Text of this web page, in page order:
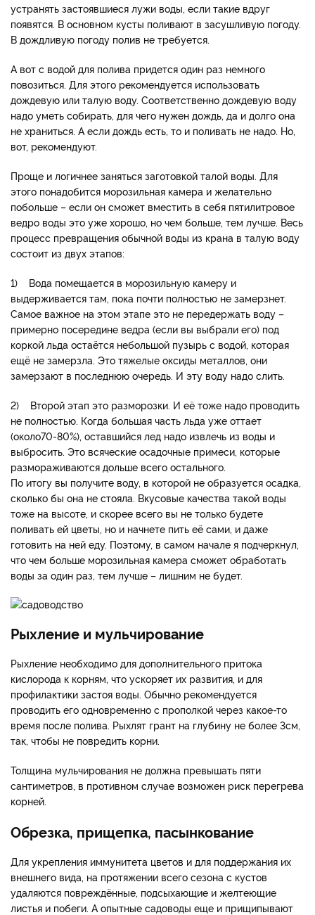
устранять застоявшиеся лужи воды, если такие вдруг
появятся. В основном кусты поливают в засушливую погоду.
В дождливую погоду полив не требуется.
А вот с водой для полива придется один раз немного
повозиться. Для этого рекомендуется использовать
дождевую или талую воду. Соответственно дождевую воду
надо уметь собирать, для чего нужен дождь, да и долго она
не храниться. А если дождь есть, то и поливать не надо. Но,
вот, рекомендуют.
Проще и логичнее заняться заготовкой талой воды. Для
этого понадобится морозильная камера и желательно
побольше – если он сможет вместить в себя пятилитровое
ведро воды это уже хорошо, но чем больше, тем лучше. Весь
процесс превращения обычной воды из крана в талую воду
состоит из двух этапов:
1) Вода помещается в морозильную камеру и
выдерживается там, пока почти полностью не замерзнет.
Самое важное на этом этапе это не передержать воду –
примерно посередине ведра (если вы выбрали его) под
коркой льда остаётся небольшой пузырь с водой, которая
ещё не замерзла. Это тяжелые оксиды металлов, они
замерзают в последнюю очередь. И эту воду надо слить.
2) Второй этап это разморозки. И её тоже надо проводить
не полностью. Когда большая часть льда уже оттает
(около70-80%), оставшийся лед надо извлечь из воды и
выбросить. Это всяческие осадочные примеси, которые
размораживаются дольше всего остального.
По итогу вы получите воду, в которой не образуется осадка,
сколько бы она не стояла. Вкусовые качества такой воды
тоже на высоте, и скорее всего вы не только будете
поливать ей цветы, но и начнете пить её сами, и даже
готовить на ней еду. Поэтому, в самом начале я подчеркнул,
что чем больше морозильная камера сможет обработать
воды за один раз, тем лучше – лишним не будет.
Рыхление и мульчирование
Рыхление необходимо для дополнительного притока
кислорода к корням, что ускоряет их развития, и для
профилактики застоя воды. Обычно рекомендуется
проводить его одновременно с прополкой через какое-то
время после полива. Рыхлят грант на глубину не более 3см,
так, чтобы не повредить корни.
Толщина мульчирования не должна превышать пяти
сантиметров, в противном случае возможен риск перегрева
корней.
Обрезка, прищепка, пасынкование
Для укрепления иммунитета цветов и для поддержания их
внешнего вида, на протяжении всего сезона с кустов
удаляются повреждённые, подсыхающие и желтеющие
листья и побеги. А опытные садоводы еще и прищипывают